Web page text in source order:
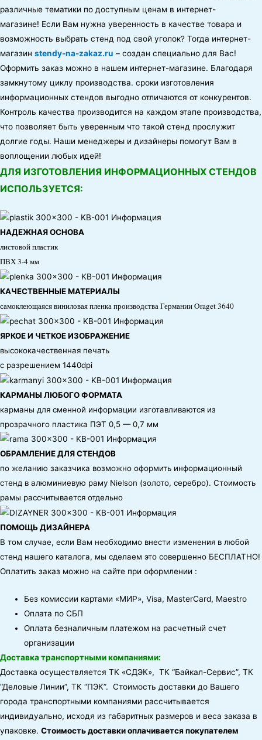
различные тематики по доступным ценам в интернет-
магазине! Если Вам нужна уверенность в качестве товара и
возможность выбрать стенд под свой уголок? Тогда интернет-
магазин stendy-na-zakaz.ru – создан специально для Вас!
Оформить заказ можно в нашем интернет-магазине. Благодаря
замкнутому циклу производства. сроки изготовления
информационных стендов выгодно отличаются от конкурентов.
Контроль качества производится на каждом этапе производства,
что позволяет быть уверенным что такой стенд прослужит
долгие годы. Наши менеджеры и дизайнеры помогут Вам в
воплощении любых идей!
ДЛЯ ИЗГОТОВЛЕНИЯ ИНФОРМАЦИОННЫХ СТЕНДОВ
ИСПОЛЬЗУЕТСЯ:
НАДЕЖНАЯ ОСНОВА
листовой пластик
ПВХ 3-4 мм
КАЧЕСТВЕННЫЕ МАТЕРИАЛЫ
самоклеющаяся виниловая пленка производства Германии Oraget 3640
ЯРКОЕ И ЧЕТКОЕ ИЗОБРАЖЕНИЕ
высококачественная печать
с разрешением 1440dpi
КАРМАНЫ ЛЮБОГО ФОРМАТА
карманы для сменной информации изготавливаются из
прозрачного пластика ПЭТ 0,5 — 0,7 мм
ОБРАМЛЕНИЕ ДЛЯ СТЕНДОВ
по желанию заказчика возможно оформить информационный
стенд в алюминиевую раму Nielson (золото, серебро). Стоимость
рамы рассчитывается отдельно
ПОМОЩЬ ДИЗАЙНЕРА
В том случае, если Вам необходимо внести изменения в любой
стенд нашего каталога, мы сделаем это совершенно БЕСПЛАТНО!
Оплатить заказ можно на сайте при оформлении :
Без комиссии картами «МИР», Visa, MasterCard, Maestro
Оплата по СБП
Оплата безналичным платежом на расчетный счет
организации
Доставка транспортными компаниями:
Доставка осуществляется ТК «СДЭК», ТК “Байкал-Сервис”, ТК
“Деловые Линии”, ТК “ПЭК”. Стоимость доставки до Вашего
города транспортными компаниями рассчитывается
индивидуально, исходя из габаритных размеров и веса заказа в
упаковке. Стоимость доставки оплачивается покупателем